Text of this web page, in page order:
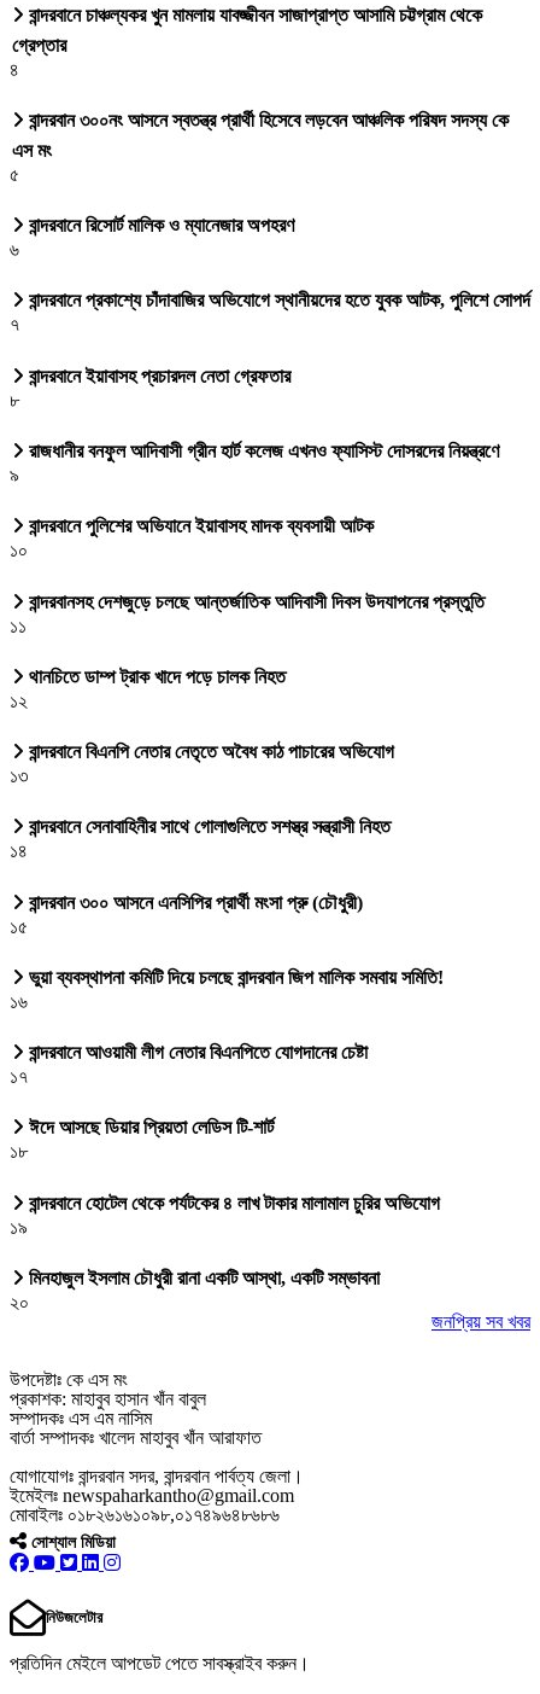
বান্দরবানে চাঞ্চল্যকর খুন মামলায় যাবজ্জীবন সাজাপ্রাপ্ত আসামি চট্টগ্রাম থেকে
গ্রেপ্তার
৪
বান্দরবান ৩০০নং আসনে স্বতন্ত্র প্রার্থী হিসেবে লড়বেন আঞ্চলিক পরিষদ সদস্য কে
এস মং
৫
বান্দরবানে রিসোর্ট মালিক ও ম্যানেজার অপহরণ
৬
বান্দরবানে প্রকাশ্যে চাঁদাবাজির অভিযোগে স্থানীয়দের হতে যুবক আটক, পুলিশে সোপর্দ
৭
বান্দরবানে ইয়াবাসহ প্রচারদল নেতা গ্রেফতার
৮
রাজধানীর বনফুল আদিবাসী গ্রীন হার্ট কলেজ এখনও ফ্যাসিস্ট দোসরদের নিয়ন্ত্রণে
৯
বান্দরবানে পুলিশের অভিযানে ইয়াবাসহ মাদক ব্যবসায়ী আটক
১০
বান্দরবানসহ দেশজুড়ে চলছে আন্তর্জাতিক আদিবাসী দিবস উদযাপনের প্রস্তুতি
১১
থানচিতে ডাম্প ট্রাক খাদে পড়ে চালক নিহত
১২
বান্দরবানে বিএনপি নেতার নেতৃতে অবৈধ কাঠ পাচারের অভিযোগ
১৩
বান্দরবানে সেনাবাহিনীর সাথে গোলাগুলিতে সশস্ত্র সন্ত্রাসী নিহত
১৪
বান্দরবান ৩০০ আসনে এনসিপির প্রার্থী মংসা প্রু (চৌধুরী)
১৫
ভুয়া ব্যবস্থাপনা কমিটি দিয়ে চলছে বান্দরবান জিপ মালিক সমবায় সমিতি!
১৬
বান্দরবানে আওয়ামী লীগ নেতার বিএনপিতে যোগদানের চেষ্টা
১৭
ঈদে আসছে ডিয়ার প্রিয়তা লেডিস টি-শার্ট
১৮
বান্দরবানে হোটেল থেকে পর্যটকের ৪ লাখ টাকার মালামাল চুরির অভিযোগ
১৯
মিনহাজুল ইসলাম চৌধুরী রানা একটি আস্থা, একটি সম্ভাবনা
২০
জনপ্রিয় সব খবর
উপদেষ্টাঃ কে এস মং
প্রকাশক: মাহাবুব হাসান খাঁন বাবুল
সম্পাদকঃ এস এম নাসিম
বার্তা সম্পাদকঃ খালেদ মাহাবুব খাঁন আরাফাত
যোগাযোগঃ বান্দরবান সদর, বান্দরবান পার্বত্য জেলা।
ইমেইলঃ newspaharkantho@gmail.com
মোবাইলঃ ০১৮২৬১৬১০৯৮,০১৭৪৯৬৪৮৬৮৬
সোশ্যাল মিডিয়া
নিউজলেটার
প্রতিদিন মেইলে আপডেট পেতে সাবস্ক্রাইব করুন।